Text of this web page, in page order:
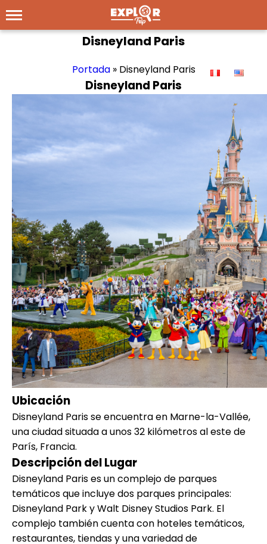
Disneyland Paris
Portada» Disneyland Paris
Disneyland Paris
Ubicación
Disneyland Paris se encuentra en Marne-la-Vallée,
una ciudad situada a unos 32 kilómetros al este de
París, Francia.
Descripción del Lugar
Disneyland Paris es un complejo de parques
temáticos que incluye dos parques principales:
Disneyland Park y Walt Disney Studios Park. El
complejo también cuenta con hoteles temáticos,
restaurantes, tiendas y una variedad de